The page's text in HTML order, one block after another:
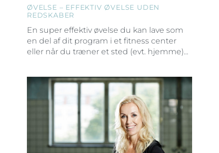
ØVELSE – EFFEKTIV ØVELSE UDEN
REDSKABER
En super effektiv øvelse du kan lave som
en del af dit program i et fitness center
eller når du træner et sted (evt. hjemme)...